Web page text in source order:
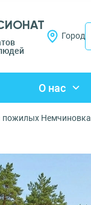
Город
О нас
пожилых Немчиновка